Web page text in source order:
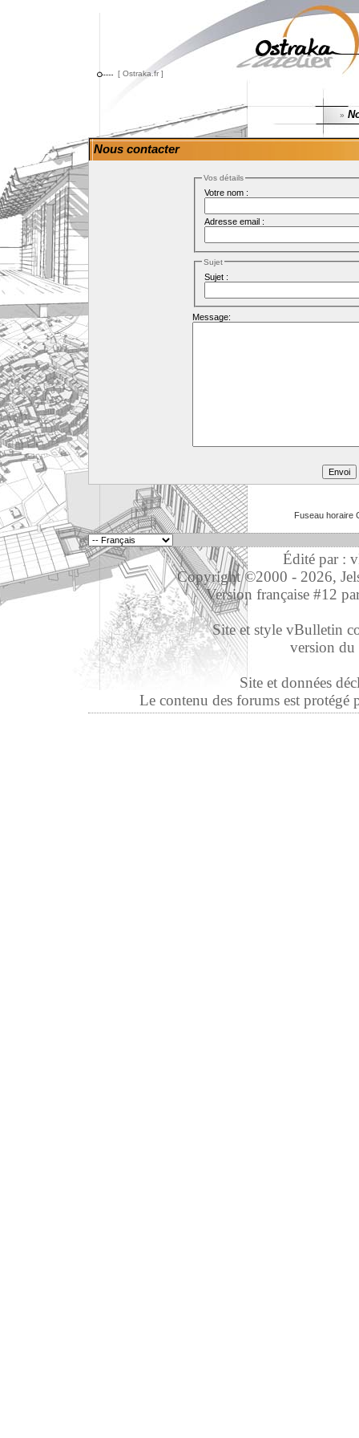
[ Ostraka.fr ]
»
Nous contacter
Vos détails
Votre nom :
Adresse email :
Sujet
Sujet :
Message:
Fuseau horaire
Édité par :
Copyright ©2000 - 2026,
Version française #12
Site et style vBulletin
version
Site et données
Le contenu des forums est protégé